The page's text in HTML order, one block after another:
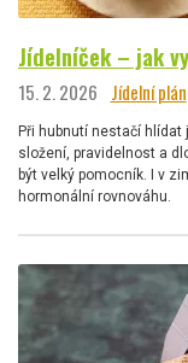
Jídelníček – jak
15. 2. 2026 Jídelní plán
Při hubnutí nestačí hlídat
složení, pravidelnost a
být velký pomocník. I v
hormonální rovnováhu.